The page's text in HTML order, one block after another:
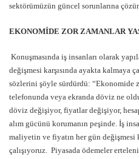
sektörümüzün güncel sorunlarına
EKONOMİDE ZOR ZAMANLAR
Konuşmasında iş insanları olarak
değişmesi karşısında ayakta kalmaya
sözlerini şöyle sürdürdü: “Ekonomide
telefonunda veya ekranda döviz ne
döviz değişiyor, fiyatlar değişiyor,
alım gücünü korumanın peşinde. İş
maliyetin ve fiyatın her gün değişmesi
çalışıyoruz. Piyasada ödemeler